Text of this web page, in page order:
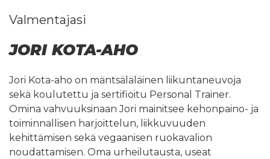
Valmentajasi
JORI KOTA-AHO
Jori Kota-aho on mäntsäläläinen liikuntaneuvoja
sekä koulutettu ja sertifioitu Personal Trainer.
Omina vahvuuksinaan Jori mainitsee kehonpaino- ja
toiminnallisen harjoittelun, liikkuvuuden
kehittämisen sekä vegaanisen ruokavalion
noudattamisen. Oma urheilutausta, useat